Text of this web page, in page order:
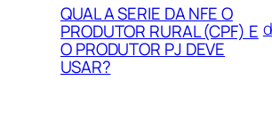
QUAL A SERIE DA NFE O
PRODUTOR RURAL (CPF) E
O PRODUTOR PJ DEVE
USAR?